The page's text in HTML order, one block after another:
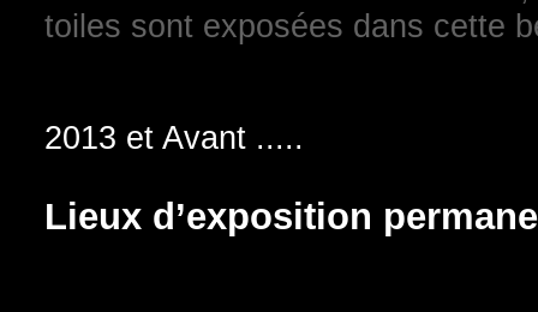
toiles sont exposées dans cette
2013 et Avant .....
Lieux d’exposition